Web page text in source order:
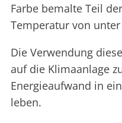
Farbe bemalte Teil
Temperatur von unter
Die Verwendung
auf die Klimaanlage
Energieaufwand in
leben.